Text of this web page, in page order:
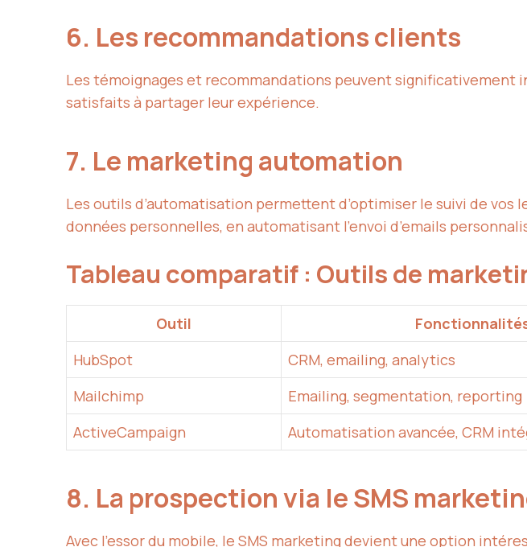
6. Les recommandations clients
Les témoignages et recommandations peuvent significativement
satisfaits à partager leur expérience.
7. Le marketing automation
Les outils d’automatisation permettent d’optimiser le suivi de
données personnelles, en automatisant l’envoi d’emails
Tableau comparatif : Outils de
Outil
HubSpot
CRM, emailing, analytics
Mailchimp
Emailing, segmentation, reporting
ActiveCampaign
Automatisation avancée, CRM
8. La prospection via le SMS
Avec l’essor du mobile, le SMS marketingdevient une option